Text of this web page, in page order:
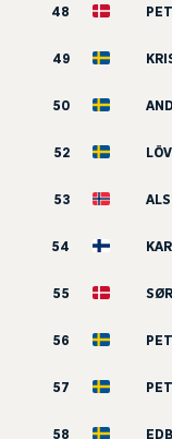
48
49
50
52
53
54
55
56
57
58